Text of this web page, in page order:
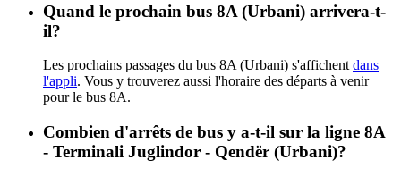
Quand le prochain bus 8A (Urbani) arrivera-t-
il?
Les prochains passages du bus 8A (Urbani) s'affichent dans
l'appli. Vous y trouverez aussi l'horaire des départs à venir
pour le bus 8A.
Combien d'arrêts de bus y a-t-il sur la ligne 8A
- Terminali Juglindor - Qendër (Urbani)?